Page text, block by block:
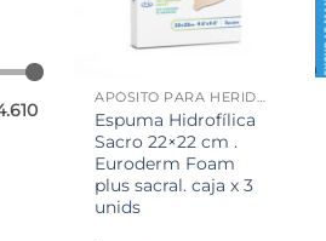
APÓSITO PARA HERIDAS
Espuma Hidrofílica
Sacro 22×22 cm .
Euroderm Foam
plus sacral. caja x 3
unids